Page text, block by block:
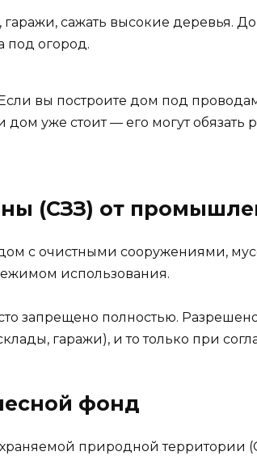
сажать высокие деревья.
под огород.
вы построите дом под
уже стоит — его могут обязать
(СЗЗ) от
с очистными сооружениями,
использования.
запрещено полностью.
гаражи), и то только при
фонд
природной